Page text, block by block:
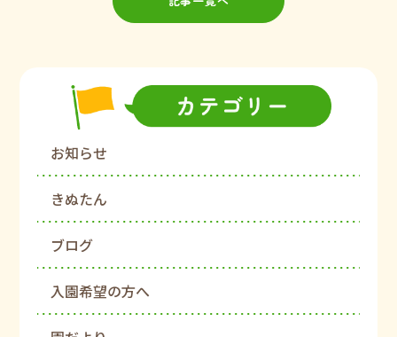
お知らせ
きぬたん
ブログ
入園希望の方へ